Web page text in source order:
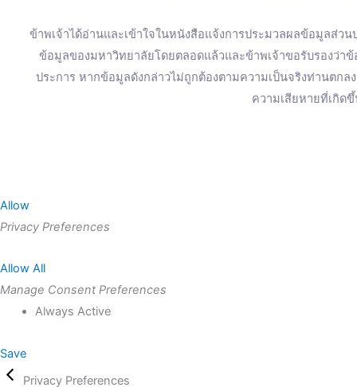
ข้าพเจ้าได้อ่านและเข้าใจในหนังสือแจ้งการประมวลผลข้อมูลส่
ข้อมูลของมหาวิทยาลัยโดยตลอดแล้วและข้าพเจ้าขอรับรองว่า
ประการ หากข้อมูลดังกล่าวไม่ถูกต้องตามความเป็นจริงท่านตก
ความเสียหายที่เกิด
Allow
Privacy Preferences
Allow All
Manage Consent Preferences
Always Active
Save
Privacy Preferences